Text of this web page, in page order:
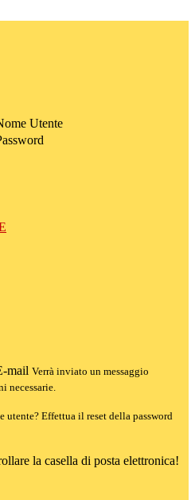
Utente
mail Verrà inviato un messaggio
necessarie.
utente? Effettua il reset della password
la casella di posta elettronica!